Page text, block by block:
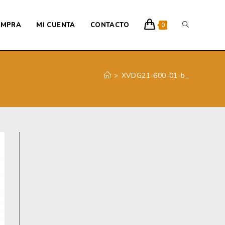
MI CUENTA CONTACTO 0 ALTERNAR
BÚSQUEDA
> XVDG21-600-01-b_